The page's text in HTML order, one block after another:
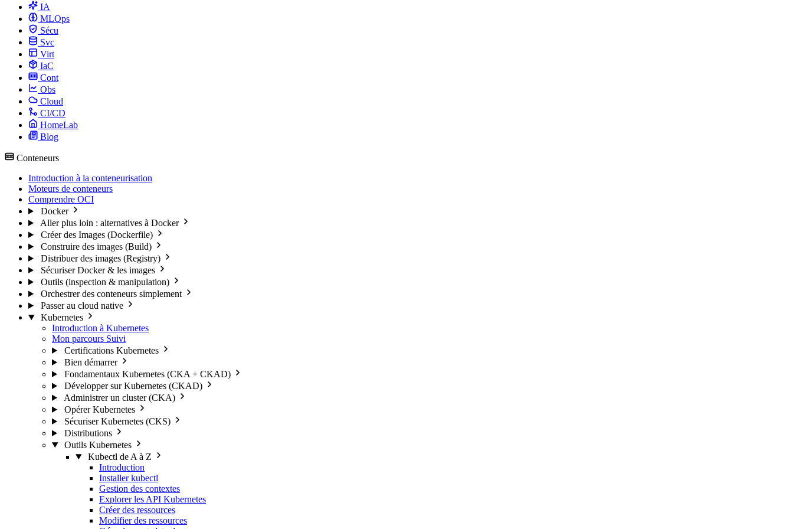
IA
MLOps
Sécu
Svc
Virt
IaC
Cont
Obs
Cloud
CI/CD
HomeLab
Blog
Conteneurs
Introduction à la conteneurisation
Moteurs de conteneurs
Comprendre OCI
Docker
Aller plus loin : alternatives à Docker
Créer des Images (Dockerfile)
Construire des images (Build)
Distribuer des images (Registry)
Sécuriser Docker & les images
Outils (inspection & manipulation)
Orchestrer des conteneurs simplement
Passer au cloud native
Kubernetes
Introduction à Kubernetes
Mon parcours Suivi
Certifications Kubernetes
Bien démarrer
Fondamentaux Kubernetes (CKA + CKAD)
Développer sur Kubernetes (CKAD)
Administrer un cluster (CKA)
Opérer Kubernetes
Sécuriser Kubernetes (CKS)
Distributions
Outils Kubernetes
Kubectl de A à Z
Introduction
Installer kubectl
Gestion des contextes
Explorer les API Kubernetes
Créer des ressources
Modifier des ressources